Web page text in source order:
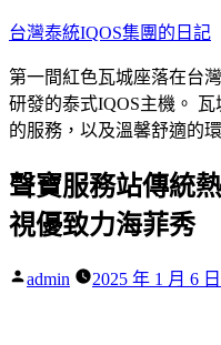
跳
主
要
內
台灣泰統IQOS集團的日記
第一間紅色瓦城座落在台
研發的泰式IQOS主機。
的服務，以及溫馨舒適的
聲寶服務站傳統
視優致力海菲秀
作
admin 2025 年 1 月 6 日